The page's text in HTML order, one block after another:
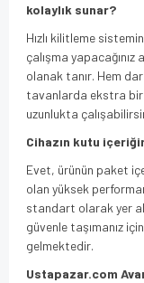
kolaylık sunar?
Hızlı kilitleme
çalışma yapacağınız
olanak tanır. Hem
tavanlarda ekstra bir
uzunlukta
Cihazın kutu
Evet, ürünün paket
olan yüksek
standart olarak yer
güvenle taşımanız
gelmektedir.
Ustapazar.com